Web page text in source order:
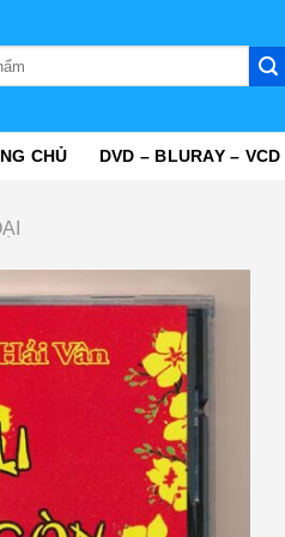
CHỦ DVD – BLURAY – VCD